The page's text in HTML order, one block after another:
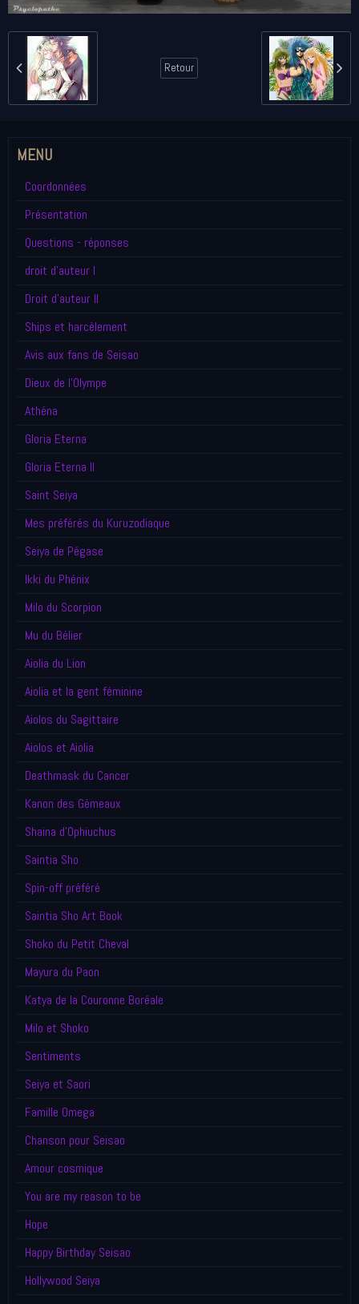
Retour
MENU
Coordonnées
Présentation
Questions - réponses
droit d'auteur I
Droit d'auteur II
Ships et harcèlement
Avis aux fans de Seisao
Dieux de l'Olympe
Athéna
Gloria Eterna
Gloria Eterna II
Saint Seiya
Mes préférés du Kuruzodiaque
Seiya de Pégase
Ikki du Phénix
Milo du Scorpion
Mu du Bélier
Aiolia du Lion
Aiolia et la gent féminine
Aiolos du Sagittaire
Aiolos et Aiolia
Deathmask du Cancer
Kanon des Gémeaux
Shaina d'Ophiuchus
Saintia Sho
Spin-off préféré
Saintia Sho Art Book
Shoko du Petit Cheval
Mayura du Paon
Katya de la Couronne Boréale
Milo et Shoko
Sentiments
Seiya et Saori
Famille Omega
Chanson pour Seisao
Amour cosmique
You are my reason to be
Hope
Happy Birthday Seisao
Hollywood Seiya